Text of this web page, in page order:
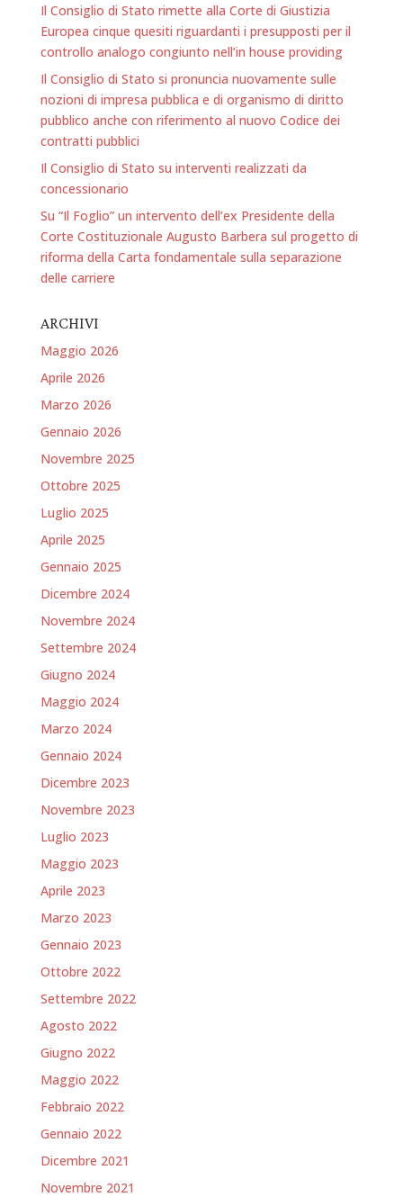
Il Consiglio di Stato rimette alla Corte di Giustizia
Europea cinque quesiti riguardanti i presupposti per il
controllo analogo congiunto nell’in house providing
Il Consiglio di Stato si pronuncia nuovamente sulle
nozioni di impresa pubblica e di organismo di diritto
pubblico anche con riferimento al nuovo Codice dei
contratti pubblici
Il Consiglio di Stato su interventi realizzati da
concessionario
Su “Il Foglio” un intervento dell’ex Presidente della
Corte Costituzionale Augusto Barbera sul progetto di
riforma della Carta fondamentale sulla separazione
delle carriere
ARCHIVI
Maggio 2026
Aprile 2026
Marzo 2026
Gennaio 2026
Novembre 2025
Ottobre 2025
Luglio 2025
Aprile 2025
Gennaio 2025
Dicembre 2024
Novembre 2024
Settembre 2024
Giugno 2024
Maggio 2024
Marzo 2024
Gennaio 2024
Dicembre 2023
Novembre 2023
Luglio 2023
Maggio 2023
Aprile 2023
Marzo 2023
Gennaio 2023
Ottobre 2022
Settembre 2022
Agosto 2022
Giugno 2022
Maggio 2022
Febbraio 2022
Gennaio 2022
Dicembre 2021
Novembre 2021